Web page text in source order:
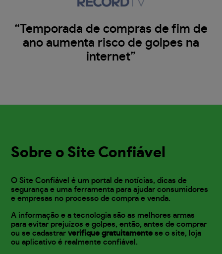
“Temporada de compras de fim de
ano aumenta risco de golpes na
internet”
Sobre o Site Confiável
O Site Confiável é um portal de notícias, dicas de
segurança e uma ferramenta para ajudar consumidores
e empresas no processo de compra e venda.
A informação e a tecnologia são as melhores armas
para evitar prejuízos e golpes, então, antes de comprar
ou se cadastrarverifique gratuitamente se o site, loja
ou aplicativo é realmente confiável.